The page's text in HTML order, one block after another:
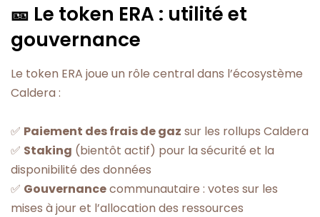
🎫 Le token ERA : utilité et
gouvernance
Le token ERA joue un rôle central dans l’écosystème
Caldera :
✅ Paiement des frais de gaz sur les rollups Caldera
✅ Staking (bientôt actif) pour la sécurité et la
disponibilité des données
✅ Gouvernancecommunautaire : votes sur les
mises à jour et l’allocation des ressources